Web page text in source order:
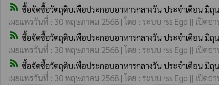
rss_feed ซื้อจัดซื้อวัตถุดิบเพื่อประกอบอาหารกลางวัน ประจำเดือน มิถุน
เผยแพร่วันที่ : 30 พฤษภาคม 2568 | โดย : ระบบ rss Egp || เปิดอ่
rss_feed ซื้อจัดซื้อวัตถุดิบเพื่อประกอบอาหารกลางวัน ประจำเดือน มิถุน
เผยแพร่วันที่ : 30 พฤษภาคม 2568 | โดย : ระบบ rss Egp || เปิดอ่
rss_feed ซื้อจัดซื้อวัตถุดิบเพื่อประกอบอาหารกลางวัน ประจำเดือน มิถุน
เผยแพร่วันที่ : 30 พฤษภาคม 2568 | โดย : ระบบ rss Egp || เปิดอ่